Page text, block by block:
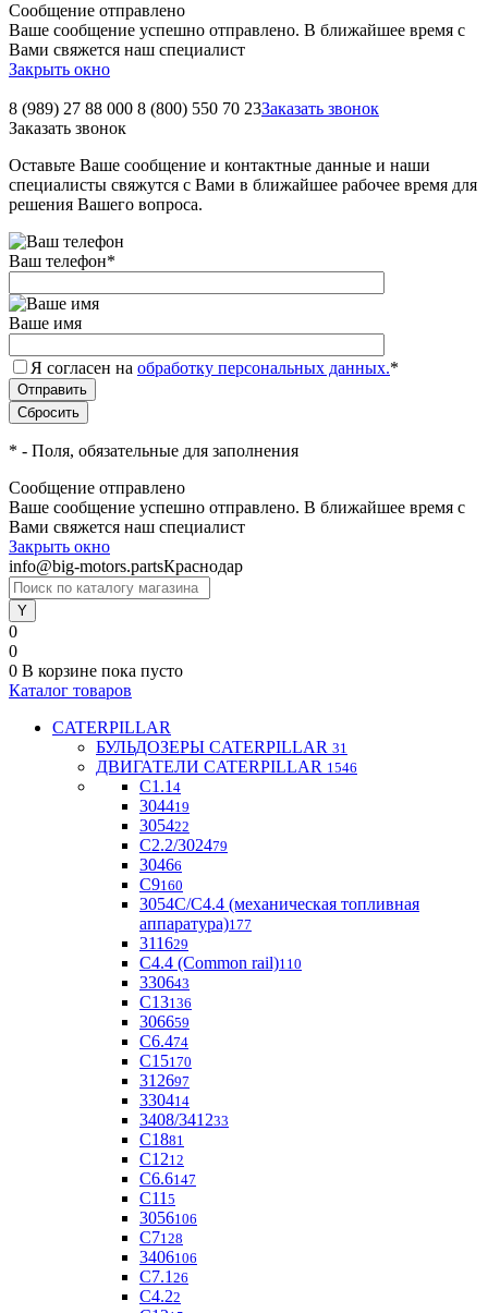
Сообщение отправлено
Ваше сообщение успешно отправлено. В ближайшее время с
Вами свяжется наш специалист
Закрыть окно
8 (989) 27 88 000 8 (800) 550 70 23Заказать звонок
Заказать звонок
Оставьте Ваше сообщение и контактные данные и наши
специалисты свяжутся с Вами в ближайшее рабочее время для
решения Вашего вопроса.
Ваш телефон*
Ваше имя
Я согласен на обработку персональных данных.*
* - Поля, обязательные для заполнения
Сообщение отправлено
Ваше сообщение успешно отправлено. В ближайшее время с
Вами свяжется наш специалист
Закрыть окно
info@big-motors.partsКраснодар
0
0
0 В корзине пока пусто
Каталог товаров
CATERPILLAR
БУЛЬДОЗЕРЫ CATERPILLAR 31
ДВИГАТЕЛИ CATERPILLAR 1546
C1.1 4
304419
305422
С2.2/302479
30466
С9160
3054С/С4.4 (механическая топливная
аппаратура)177
311629
С4.4 (Common rail)110
330643
С13136
306659
С6.474
С15170
312697
330414
3408/341233
С1881
C1212
С6.6147
C11 5
3056106
С7128
3406106
C7.1 26
C4.22